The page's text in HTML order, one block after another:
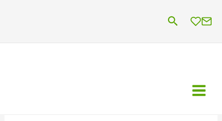
Suchen